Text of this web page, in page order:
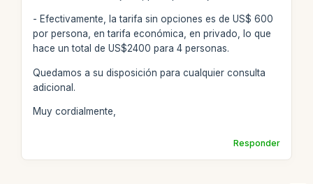
- Efectivamente, la tarifa sin opciones es de US$ 600
por persona, en tarifa económica, en privado, lo que
hace un total de US$2400 para 4 personas.
Quedamos a su disposición para cualquier consulta
adicional.
Muy cordialmente,
Responder